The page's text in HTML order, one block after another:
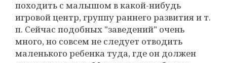
походить с малышом в какой-нибудь
игровой центр, группу раннего развития и т.
п. Сейчас подобных "заведений" очень
много, но совсем не следует отводить
маленького ребенка туда, где он должен